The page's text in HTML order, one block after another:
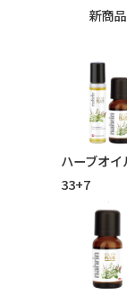
新商品
ハーブオイ
33+7
シリーズ